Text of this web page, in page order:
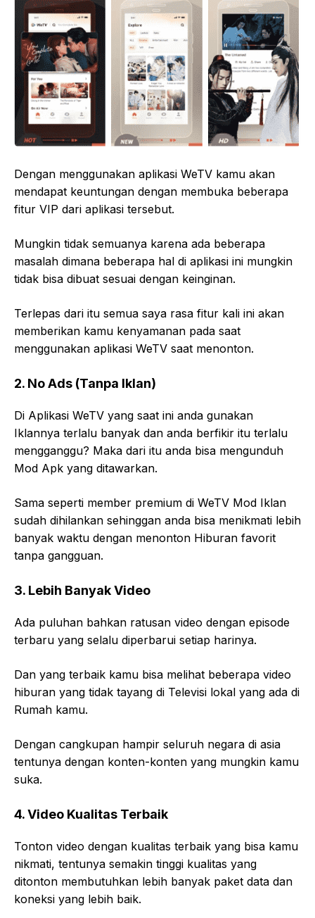
Dengan menggunakan aplikasi WeTV kamu akan
mendapat keuntungan dengan membuka beberapa
fitur VIP dari aplikasi tersebut.
Mungkin tidak semuanya karena ada beberapa
masalah dimana beberapa hal di aplikasi ini mungkin
tidak bisa dibuat sesuai dengan keinginan.
Terlepas dari itu semua saya rasa fitur kali ini akan
memberikan kamu kenyamanan pada saat
menggunakan aplikasi WeTV saat menonton.
2. No Ads (Tanpa Iklan)
Di Aplikasi WeTV yang saat ini anda gunakan
Iklannya terlalu banyak dan anda berfikir itu terlalu
mengganggu? Maka dari itu anda bisa mengunduh
Mod Apk yang ditawarkan.
Sama seperti member premium di WeTV Mod Iklan
sudah dihilankan sehinggan anda bisa menikmati lebih
banyak waktu dengan menonton Hiburan favorit
tanpa gangguan.
3. Lebih Banyak Video
Ada puluhan bahkan ratusan video dengan episode
terbaru yang selalu diperbarui setiap harinya.
Dan yang terbaik kamu bisa melihat beberapa video
hiburan yang tidak tayang di Televisi lokal yang ada di
Rumah kamu.
Dengan cangkupan hampir seluruh negara di asia
tentunya dengan konten-konten yang mungkin kamu
suka.
4. Video Kualitas Terbaik
Tonton video dengan kualitas terbaik yang bisa kamu
nikmati, tentunya semakin tinggi kualitas yang
ditonton membutuhkan lebih banyak paket data dan
koneksi yang lebih baik.